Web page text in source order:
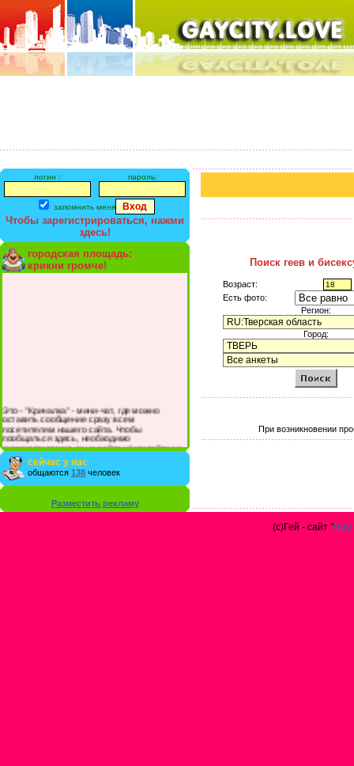
логин : пароль:
запомнить меня
Чтобы зарегистрироваться, нажми
здесь!
городская площадь:
крикни громче!
Это - "Кричалка" - мини-чат, где можно
оставить сообщение сразу всем
посетителям нашего сайта. Чтобы
пообщаться здесь, необходимо
зарегистрироваться на сайте и/или войти со
своими логином и паролем.
сейчас у нас
общаются 138 человек
Разместить рекламу
Поиск геев и
Возраст:
Есть фото:
Регион:
Город:
При возникновении
(с)Гей - сайт "Gay